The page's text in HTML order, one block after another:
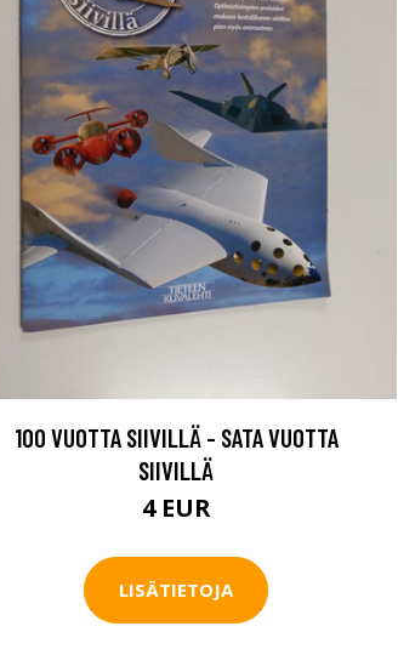
100 VUOTTA SIIVILLÄ - SATA VUOTTA
SIIVILLÄ
4 EUR
LISÄTIETOJA